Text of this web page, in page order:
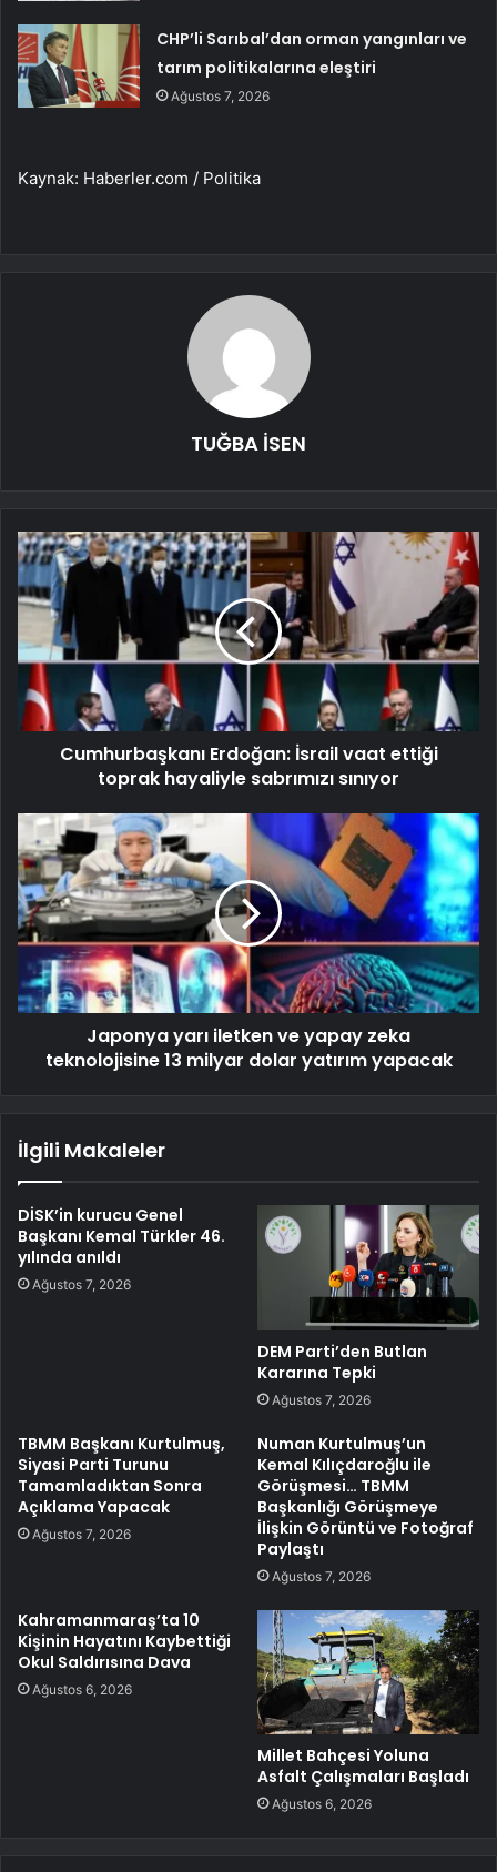
CHP’li Sarıbal’dan orman yangınları ve
tarım politikalarına eleştiri
Ağustos 7, 2026
Kaynak: Haberler.com / Politika
TUĞBA İSEN
Cumhurbaşkanı Erdoğan: İsrail vaat ettiği
toprak hayaliyle sabrımızı sınıyor
Japonya yarı iletken ve yapay zeka
teknolojisine 13 milyar dolar yatırım yapacak
İlgili Makaleler
DİSK’in kurucu Genel
Başkanı Kemal Türkler 46.
yılında anıldı
Ağustos 7, 2026
DEM Parti’den Butlan
Kararına Tepki
Ağustos 7, 2026
TBMM Başkanı Kurtulmuş,
Siyasi Parti Turunu
Tamamladıktan Sonra
Açıklama Yapacak
Ağustos 7, 2026
Numan Kurtulmuş’un
Kemal Kılıçdaroğlu ile
Görüşmesi… TBMM
Başkanlığı Görüşmeye
İlişkin Görüntü ve Fotoğraf
Paylaştı
Ağustos 7, 2026
Kahramanmaraş’ta 10
Kişinin Hayatını Kaybettiği
Okul Saldırısına Dava
Ağustos 6, 2026
Millet Bahçesi Yoluna
Asfalt Çalışmaları Başladı
Ağustos 6, 2026